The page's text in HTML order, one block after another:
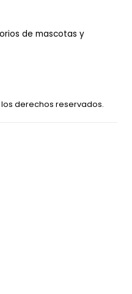
de mascotas y
los derechos reservados.